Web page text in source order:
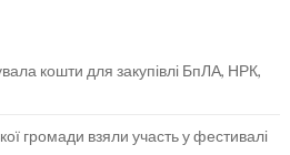
кошти для закупівлі БпЛА, НРК,
громади взяли участь у фестивалі